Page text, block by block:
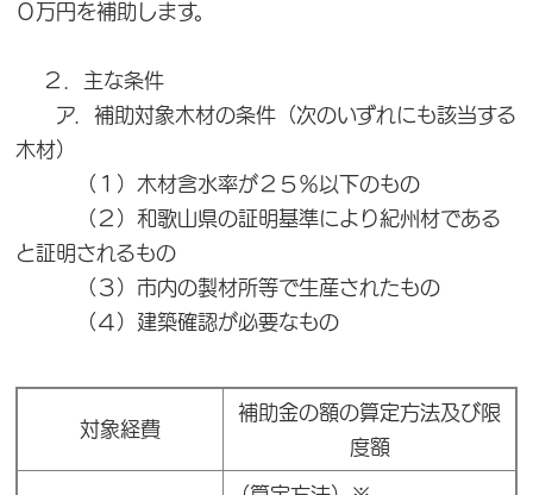
０万円を補助します。
２．主な条件
ア．補助対象木材の条件（次のいずれにも該当する
木材）
（１）木材含水率が２５％以下のもの
（２）和歌山県の証明基準により紀州材である
と証明されるもの
（３）市内の製材所等で生産されたもの
（４）建築確認が必要なもの
対象経費
補助金の額の算定方法及び限
度額